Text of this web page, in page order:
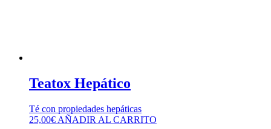
Teatox Hepático
Té con propiedades hepáticas
25,00€ AÑADIR AL CARRITO